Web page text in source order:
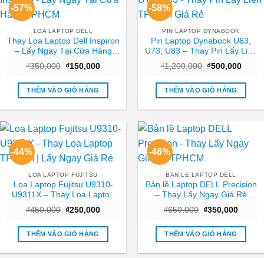
-57%
LOA LAPTOP DELL
Thay Loa Laptop Dell Inspiron
– Lấy Ngay Tại Cửa Hàng
₫350,000 Giá
là:
₫350,000.
₫150,000Giá
tại
₫150,000.
THÊM VÀO GIỎ HÀNG
-58%
PIN LAPTOP DYNABOOK
Pin Laptop Dynabook U63,
U73, U83 – Thay Pin Lấy Liền
₫1,200,000 Giá
là:
₫1,200,000.
₫500,000Giá
tại
THÊM VÀO GIỎ HÀNG
-44%
LOA LAPTOP FUJITSU
Loa Laptop Fujitsu U9310-
U9311X – Thay Loa Laptop
₫450,000 Giá
là:
₫450,000.
₫250,000Giá
tại
₫250,000.
THÊM VÀO GIỎ HÀNG
-46%
BAN LE LAPTOP DELL
Bản lề Laptop DELL Precision
– Thay Lấy Ngay Giá Rẻ
₫650,000 Giá
là:
₫650,000.
₫350,000Giá
tại
THÊM VÀO GIỎ HÀNG